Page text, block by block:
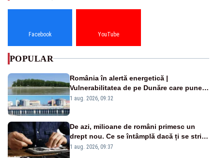
Facebook YouTube
POPULAR
România în alertă energetică |
Vulnerabilitatea de pe Dunăre care pune
în pericol Centrala Cernavodă era
1 aug. 2026, 09:32
De azi, milioane de români primesc un
drept nou. Ce se întâmplă dacă ți se strică
un produs
1 aug. 2026, 09:37